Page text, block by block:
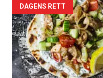
Forsiden
akkurat
nå
-
DAGENS RETT